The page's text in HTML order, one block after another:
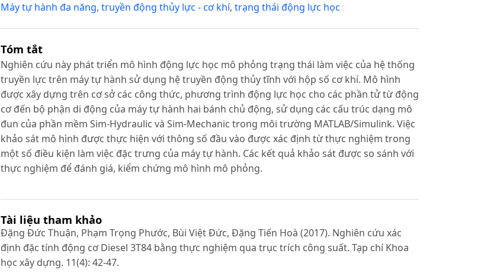
Máy tự hành đa năng,truyền động thủy lực - cơ khí,trạng thái động lực học
Tóm tắt
Nghiên cứu này phát triển mô hình động lực học mô phỏng trạng thái làm việc của hệ thống
truyền lực trên máy tự hành sử dụng hệ truyền động thủy tĩnh với hộp số cơ khí. Mô hình
được xây dựng trên cơ sở các công thức, phương trình động lực học cho các phần tử từ động
cơ đến bộ phận di động của máy tự hành hai bánh chủ động, sử dụng các cấu trúc dạng mô
đun của phần mềm Sim-Hydraulic và Sim-Mechanic trong môi trường MATLAB/Simulink. Việc
khảo sát mô hình được thực hiện với thông số đầu vào được xác định từ thực nghiệm trong
một số điều kiện làm việc đặc trưng của máy tự hành. Các kết quả khảo sát được so sánh với
thực nghiệm để đánh giá, kiểm chứng mô hình mô phỏng.
Tài liệu tham khảo
Đặng Đức Thuận, Phạm Trọng Phước, Bùi Việt Đức, Đặng Tiến Hoà (2017). Nghiên cứu xác
định đặc tính động cơ Diesel 3T84 bằng thực nghiệm qua trục trích công suất. Tạp chí Khoa
học xây dựng. 11(4): 42-47.